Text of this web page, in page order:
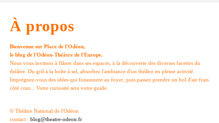
À propos
Bienvenue sur Place de l'Odéon,
le blog de l'Odéon-Théâtre de l'Europe.
Nous vous invitons à flâner dans ses espaces, à la découverte des diverses facettes du
théâtre. Du gril à la boîte à sel, absorbez l'ambiance d'un théâtre en pleine activité.
Imprégnez-vous des idées qui foisonnent au foyer, puis passez prendre un bol d'air frais
côté cour... Votre curiosité sera votre guide.
© Théâtre National de l'Odéon
contact : blog@theatre-odeon.fr